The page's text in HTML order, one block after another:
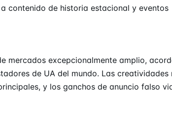
contenido de historia estacional y eventos
mercados excepcionalmente amplio,
de UA del mundo. Las creatividades
y los ganchos de anuncio falso